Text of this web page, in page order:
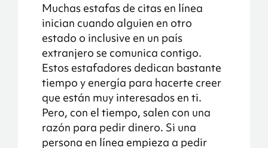
Muchas estafas de citas en línea
inician cuando alguien en otro
estado o inclusive en un país
extranjero se comunica contigo.
Estos estafadores dedican bastante
tiempo y energía para hacerte creer
que están muy interesados en ti.
Pero, con el tiempo, salen con una
razón para pedir dinero. Si una
persona en línea empieza a pedir